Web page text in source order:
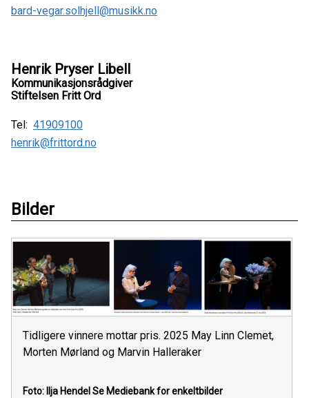
bard-vegar.solhjell@musikk.no
Henrik Pryser Libell
Kommunikasjonsrådgiver
Stiftelsen Fritt Ord
Tel: 41909100
henrik@frittord.no
Bilder
Tidligere vinnere mottar pris. 2025 May Linn Clemet,
Morten Mørland og Marvin Halleraker
Foto: Ilja Hendel Se Mediebank for enkeltbilder